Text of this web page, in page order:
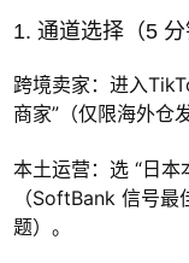
1. 通道选择（5 分
跨境卖家：进入
商家”（仅限海外仓
本土运营：选 “日本
（SoftBank 信号
题）。